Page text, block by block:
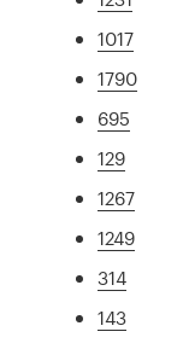
1017
1790
695
129
1267
1249
314
143